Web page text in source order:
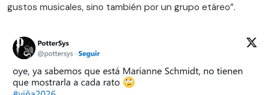
gustos musicales, sino también por un grupo etáreo”.